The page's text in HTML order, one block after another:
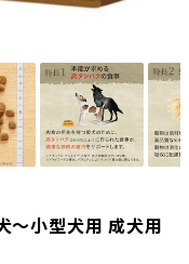
〜小型犬用 成犬用